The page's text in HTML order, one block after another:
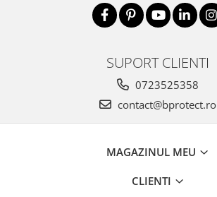
Polizoare unghiulare
Suflante aer cald si aspiratoare
Semnalizare și delimitare
SUPORT CLIENTI
0723525358
contact@bprotect.ro
MAGAZINUL MEU
CLIENTI